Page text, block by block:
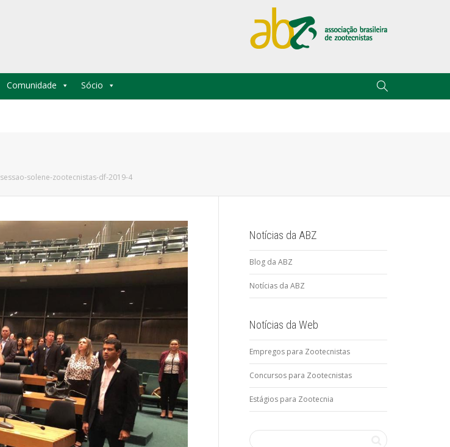
Comunidade Sócio
sessao-solene-zootecnistas-df-2019-4
Notícias da ABZ
Blog da ABZ
Notícias da ABZ
Notícias da Web
Empregos para Zootecnistas
Concursos para Zootecnistas
Estágios para Zootecnia